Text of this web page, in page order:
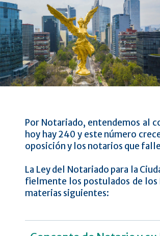
Por Notariado, entendemos al
hoy hay 240 y este número
oposición y los notarios que
La Ley del Notariado para la
fielmente los postulados de
materias siguientes: